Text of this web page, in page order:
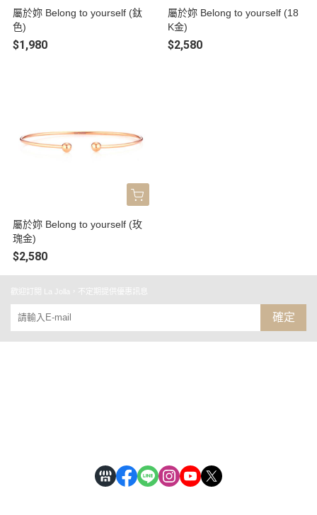
屬於妳 Belong to yourself (鈦
色)
$1,980
屬於妳 Belong to yourself (18
K金)
$2,580
屬於妳 Belong to yourself (玫
瑰金)
$2,580
歡迎訂閱 La Jolla，不定期提供優惠訊息
確定